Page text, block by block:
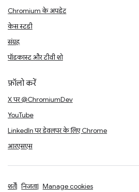
Chromium के अपडेट
केस स्टडी
संग्रह
पॉडकास्ट और टीवी शो
फ़ॉलो करें
X पर @ChromiumDev
YouTube
LinkedIn पर डेवलपर के लिए Chrome
आरएसएस
शर्तें निजता Manage cookies